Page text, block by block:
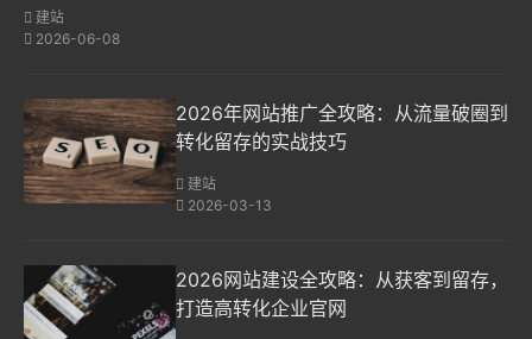
建站
2026-06-08
2026年网站推广全攻略：从流量破圈到
转化留存的实战技巧
建站
2026-03-13
2026网站建设全攻略：从获客到留存，
打造高转化企业官网